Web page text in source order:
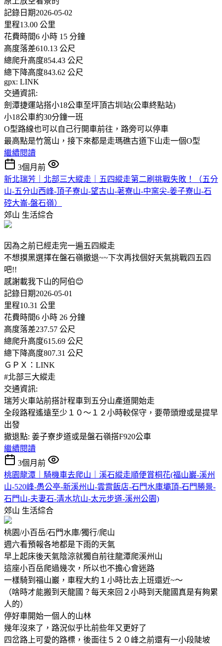
記錄日期2026-05-02
里程13.00 公里
花費時間6 小時 15 分鐘
高度落差610.13 公尺
總爬升高度854.43 公尺
總下降高度843.62 公尺
gpx: LINK
交通資訊:
劍潭捷運站搭小18公車至坪頂古圳站(公車終點站)
小18公車約30分鐘一班
O型路線也可以自己行開車前往，路旁可以停車
最高點是竹篙山，接下來都是走瑪礁古道下山走一個O型
繼續閱讀
3個月前
新北瑞芳｜北部三大縱走｜五四縱走第二刷挑戰失敗！（五分
山-五分山西峰-頂子寮山-望古山-荖寮山-中窯尖-姜子寮山-石
硿大崙-盤石嶺）
郊山 生活綜合
因為之前已經走完一遍五四縱走
不想摸黑選擇在盤石嶺撤退~~下次再找個好天氣挑戰四五四
吧!!
感謝載我下山的阿伯😊
記錄日期2026-05-01
里程10.31 公里
花費時間6 小時 26 分鐘
高度落差237.57 公尺
總爬升高度615.69 公尺
總下降高度807.31 公尺
ＧＰＸ：LINK
#北部三大縱走
交通資訊:
瑞芳火車站前搭計程車到五分山產道開始走
全段路程遙遠至少１０～１２小時較保守，要帶頭燈或是提早
出發
撤退點: 姜子寮步道或是盤石嶺搭F920公車
繼續閱讀
3個月前
桃園龍潭｜騎機車去爬山｜溪石縱走順便賞桐花(福山巖-溪州
山-520峰-愚公亭-新溪州山-雲霄飯店-石門水庫壩頂-石門勝景-
石門山-夫妻石-清水坑山-太元步道-溪州公園)
郊山 生活綜合
桃園/小百岳/石門水庫/獨行/爬山
週六看預報各地都是下雨的天氣
早上起床後天氣陰涼就獨自前往龍潭爬溪州山
這座小百岳爬過幾次，所以也不擔心會迷路
一樣騎到福山巖，車程大約１小時比去上班還近~～
（啥時才能搬到天龍國？每天來回２小時到天龍國真是有夠累
人的）
停好車開始一個人的山林
幾年沒來了，路況似乎比前些年又更好了
四岔路上可愛的路標，後面往５２０峰之前還有一小段陡坡